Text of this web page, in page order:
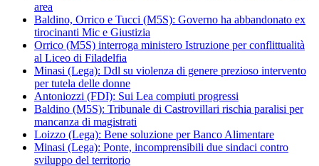
area
Baldino, Orrico e Tucci (M5S): Governo ha abbandonato ex
tirocinanti Mic e Giustizia
Orrico (M5S) interroga ministero Istruzione per conflittualità
al Liceo di Filadelfia
Minasi (Lega): Ddl su violenza di genere prezioso intervento
per tutela delle donne
Antoniozzi (FDI): Sui Lea compiuti progressi
Baldino (M5S): Tribunale di Castrovillari rischia paralisi per
mancanza di magistrati
Loizzo (Lega): Bene soluzione per Banco Alimentare
Minasi (Lega): Ponte, incomprensibili due sindaci contro
sviluppo del territorio